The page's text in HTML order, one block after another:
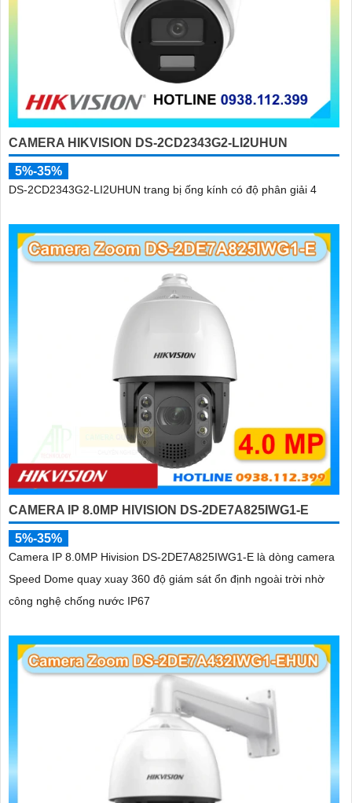
CAMERA HIKVISION DS-2CD2343G2-LI2UHUN
5%-35%
DS-2CD2343G2-LI2UHUN trang bị ống kính có độ phân giải 4
CAMERA IP 8.0MP HIVISION DS-2DE7A825IWG1-E
5%-35%
Camera IP 8.0MP Hivision DS-2DE7A825IWG1-E là dòng camera
Speed Dome quay xuay 360 độ giám sát ổn định ngoài trời nhờ
công nghệ chống nước IP67